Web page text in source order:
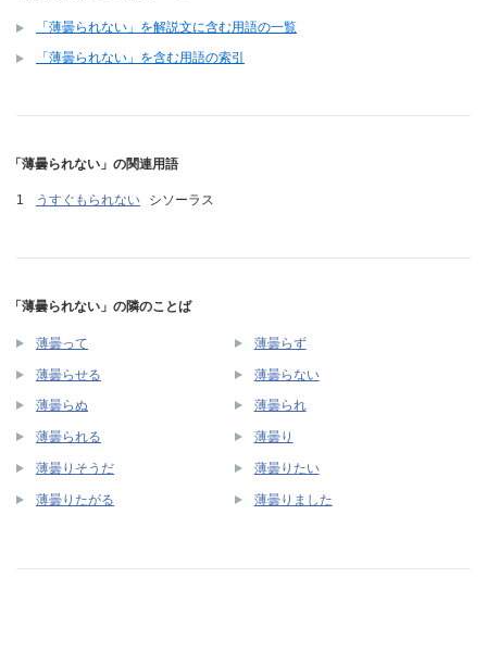
「薄曇られない」を解説文に含む用語の一覧
「薄曇られない」を含む用語の索引
「薄曇られない」の関連用語
うすぐもられない シソーラス
「薄曇られない」の隣のことば
薄曇って 薄曇らず
薄曇らせる 薄曇らない
薄曇らぬ 薄曇られ
薄曇られる 薄曇り
薄曇りそうだ 薄曇りたい
薄曇りたがる 薄曇りました